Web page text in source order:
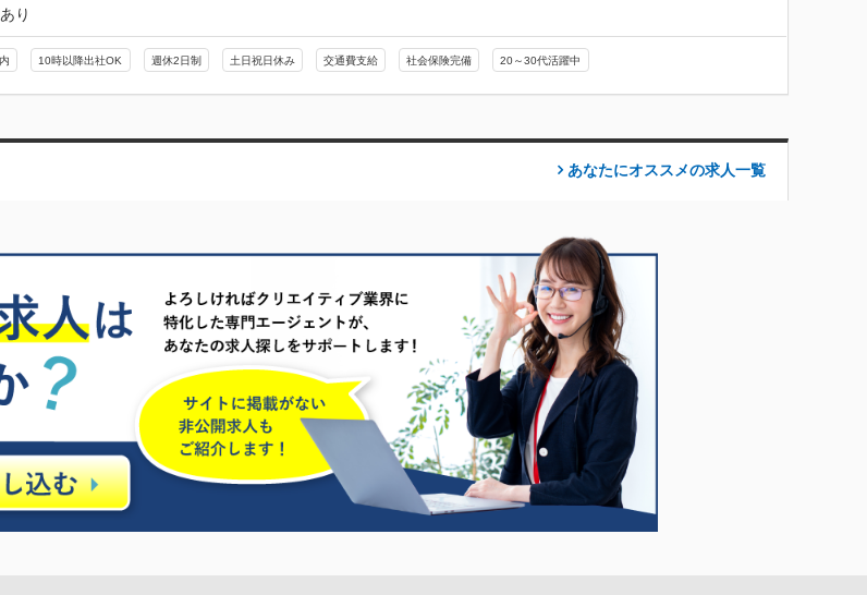
り
10時以降出社OK 週休2日制 土日祝日休み 交通費支給 社会保険完備 20～30代活躍中
あなたにオススメの求人一覧